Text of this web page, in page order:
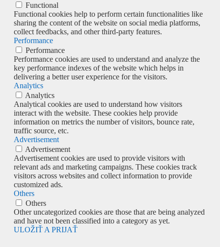
Functional
Functional cookies help to perform certain functionalities like
sharing the content of the website on social media platforms,
collect feedbacks, and other third-party features.
Performance
Performance
Performance cookies are used to understand and analyze the
key performance indexes of the website which helps in
delivering a better user experience for the visitors.
Analytics
Analytics
Analytical cookies are used to understand how visitors
interact with the website. These cookies help provide
information on metrics the number of visitors, bounce rate,
traffic source, etc.
Advertisement
Advertisement
Advertisement cookies are used to provide visitors with
relevant ads and marketing campaigns. These cookies track
visitors across websites and collect information to provide
customized ads.
Others
Others
Other uncategorized cookies are those that are being analyzed
and have not been classified into a category as yet.
ULOŽIŤ A PRIJAŤ